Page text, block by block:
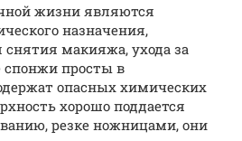
жизни являются
назначения,
макияжа, ухода за
просты в
опасных химических
хорошо поддается
резке ножницами, они